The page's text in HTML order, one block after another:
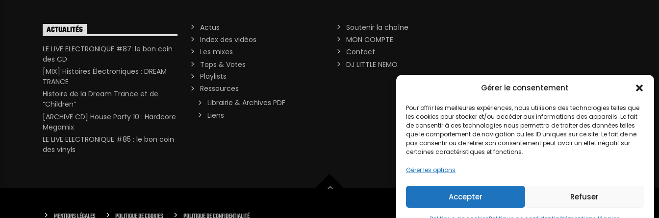
Gérer le consentement
Pour offrir les meilleures expériences, nous utilisons des technologies telles que
les cookies pour stocker et/ou accéder aux informations des appareils. Le fait
de consentir à ces technologies nous permettra de traiter des données telles
que le comportement de navigation ou les ID uniques sur ce site. Le fait de ne
pas consentir ou de retirer son consentement peut avoir un effet négatif sur
certaines caractéristiques et fonctions.
Gérer les options
Accepter Refuser
ACTUALITÉS
LE LIVE ELECTRONIQUE #87: le bon coin
des CD
[MIX] Histoires Électroniques : DREAM
TRANCE
Histoire de la Dream Trance et de
“Children”
[ARCHIVE CD] House Party 10 : Hardcore
Megamix
LE LIVE ELECTRONIQUE #85 : le bon coin
des vinyls
Actus
Index des vidéos
Les mixes
Tops & Votes
Playlists
Ressources
Librairie & Archives PDF
Liens
Soutenir la chaîne
MON COMPTE
Contact
DJ LITTLE NEMO